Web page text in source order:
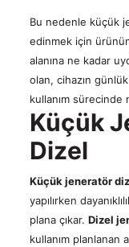
Bu nedenle küçük
edinmek için
alanına ne kadar
olan, cihazın
kullanım sürecinde
Küçük
Dizel
Küçük jeneratör
yapılırken
plana çıkar.Dizel
kullanım planlanan